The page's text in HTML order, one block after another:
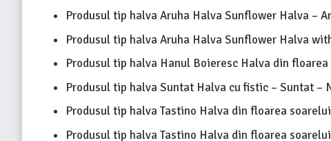
Produsul tip halva Aruha Halva Sunflower Halva –
Produsul tip halva Aruha Halva Sunflower Halva
Produsul tip halva Hanul Boieresc Halva din
Produsul tip halva Suntat Halva cu fistic – Suntat –
Produsul tip halva Tastino Halva din floarea
Produsul tip halva Tastino Halva din floarea